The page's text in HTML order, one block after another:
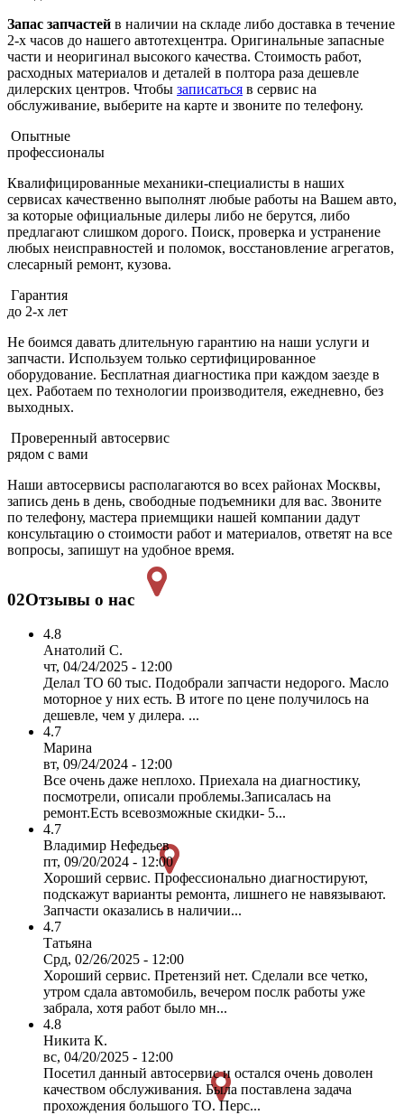
Запас запчастей в наличии на складе либо доставка в течение
2-х часов до нашего автотехцентра. Оригинальные запасные
части и неоригинал высокого качества. Стоимость работ,
расходных материалов и деталей в полтора раза дешевле
дилерских центров. Чтобы записаться в сервис на
обслуживание, выберите на карте и звоните по телефону.
Опытные
профессионалы
Квалифицированные механики-специалисты в наших
сервисах качественно выполнят любые работы на Вашем авто,
за которые официальные дилеры либо не берутся, либо
предлагают слишком дорого. Поиск, проверка и устранение
любых неисправностей и поломок, восстановление агрегатов,
слесарный ремонт, кузова.
Гарантия
до 2-х лет
Не боимся давать длительную гарантию на наши услуги и
запчасти. Используем только сертифицированное
оборудование. Бесплатная диагностика при каждом заезде в
цех. Работаем по технологии производителя, ежедневно, без
выходных.
Проверенный автосервис
рядом с вами
Наши автосервисы располагаются во всех районах Москвы,
запись день в день, свободные подъемники для вас. Звоните
по телефону, мастера приемщики нашей компании дадут
консультацию о стоимости работ и материалов, ответят на все
вопросы, запишут на удобное время.
02Отзывы о нас
4.8
Анатолий С.
чт, 04/24/2025 - 12:00
Делал ТО 60 тыс. Подобрали запчасти недорого. Масло
моторное у них есть. В итоге по цене получилось на
дешевле, чем у дилера. ...
4.7
Марина
вт, 09/24/2024 - 12:00
Все очень даже неплохо. Приехала на диагностику,
посмотрели, описали проблемы.Записалась на
ремонт.Есть всевозможные скидки- 5...
4.7
Владимир Нефедьев
пт, 09/20/2024 - 12:00
Хороший сервис. Профессионально диагностируют,
подскажут варианты ремонта, лишнего не навязывают.
Запчасти оказались в наличии...
4.7
Татьяна
Срд, 02/26/2025 - 12:00
Хороший сервис. Претензий нет. Сделали все четко,
утром сдала автомобиль, вечером послк работы уже
забрала, хотя работ было мн...
4.8
Никита К.
вс, 04/20/2025 - 12:00
Посетил данный автосервис и остался очень доволен
качеством обслуживания. Была поставлена задача
прохождения большого ТО. Перс...